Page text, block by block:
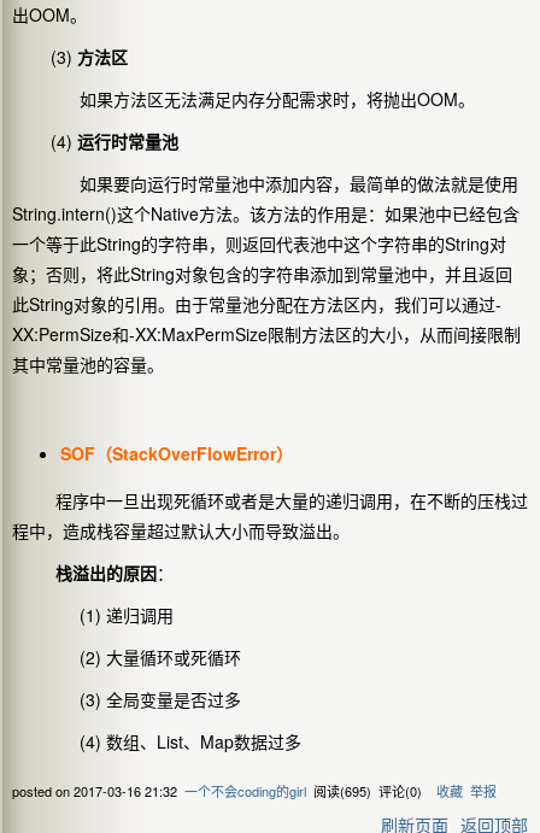
出OOM。
(3) 方法区
如果方法区无法满足内存分配需求时，将抛出OOM。
(4) 运行时常量池
如果要向运行时常量池中添加内容，最简单的做法就是使用
String.intern()这个Native方法。该方法的作用是：如果池中已经包含
一个等于此String的字符串，则返回代表池中这个字符串的String对
象；否则，将此String对象包含的字符串添加到常量池中，并且返回
此String对象的引用。由于常量池分配在方法区内，我们可以通过-
XX:PermSize和-XX:MaxPermSize限制方法区的大小，从而间接限制
其中常量池的容量。
SOF（StackOverFlowError）
程序中一旦出现死循环或者是大量的递归调用，在不断的压栈过
程中，造成栈容量超过默认大小而导致溢出。
栈溢出的原因：
(1) 递归调用
(2) 大量循环或死循环
(3) 全局变量是否过多
(4) 数组、List、Map数据过多
posted on2017-03-16 21:32 一个不会coding的girl 阅读(695) 评论(0) 收藏 举报
刷新页面 返回顶部